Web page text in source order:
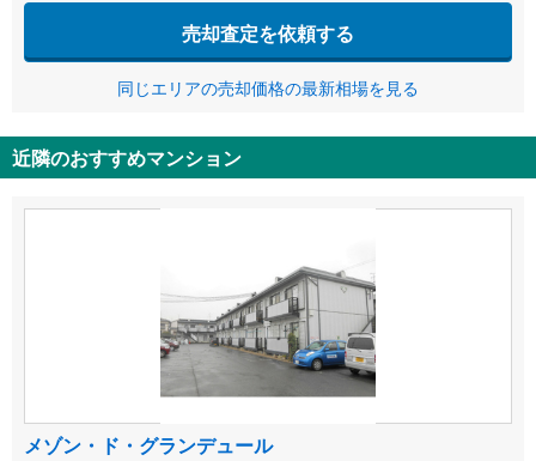
売却査定を依頼する
同じエリアの売却価格の最新相場を見る
近隣のおすすめマンション
メゾン・ド・グランデュール